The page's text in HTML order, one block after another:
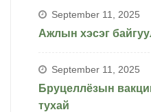
September 11, 2025
Ажлын хэсэг
September 11, 2025
Бруцеллёзын
тухай